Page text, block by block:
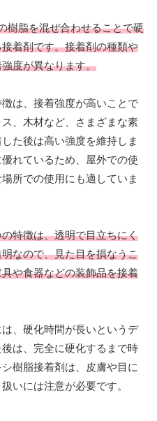
樹脂を混ぜ合わせることで硬
着剤です。接着剤の種類や
度が異なります。
は、接着強度が高いことで
、木材など、さまざまな素
た後は高い強度を維持しま
れているため、屋外での使
所での使用にも適していま
特徴は、透明で目立ちにく
なので、見た目を損なうこ
や食器などの装飾品を接着
、硬化時間が長いというデ
は、完全に硬化するまで時
樹脂接着剤は、皮膚や目に
いには注意が必要です。